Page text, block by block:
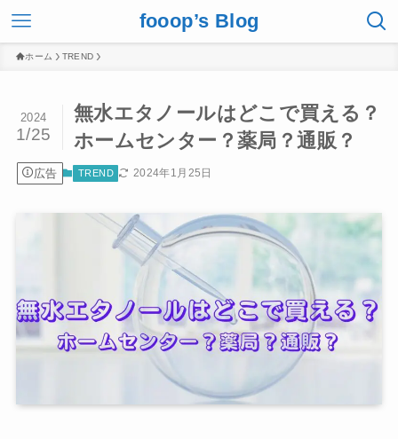
fooop’s Blog
ホーム TREND
無水エタノールはどこで買える？
ホームセンター？薬局？通販？
2024
1/25
広告 TREND 2024年1月25日